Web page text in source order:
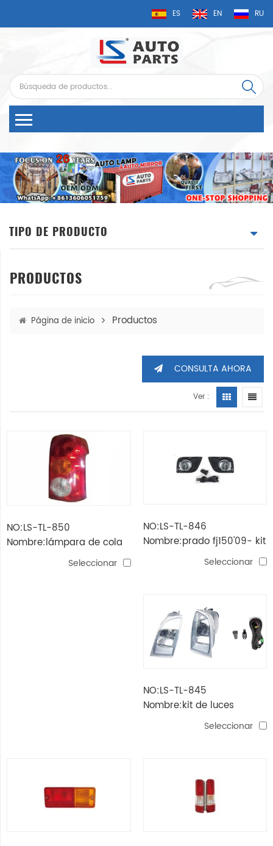
ES EN RU
TIPO DE PRODUCTO
PRODUCTOS
Página de inicio Productos
CONSULTA AHORA
Ver :
NO:LS-TL-850
Nombre:lámpara de cola
Seleccionar
NO:LS-TL-846
Nombre:prado fj150'09- kit
de luz antiniebla (h11-12v
Seleccionar
NO:LS-TL-845
Nombre:kit de luces
antiniebla prado fj120'03-
Seleccionar